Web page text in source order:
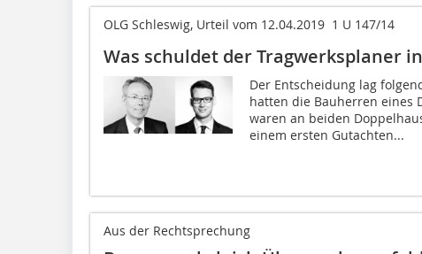
OLG Schleswig, Urteil vom 12.04.2019  1 U 147/14
Was schuldet der Tragwerksplaner
Der Entscheidung lag
hatten die Bauherren eines
waren an beiden
einem ersten Gutachten...
Aus der Rechtsprechung